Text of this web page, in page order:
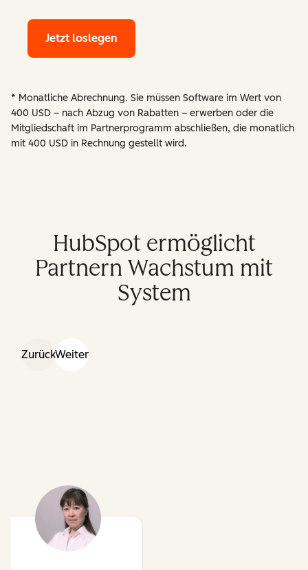
Jetzt loslegen
* Monatliche Abrechnung. Sie müssen Software im Wert von
400 USD – nach Abzug von Rabatten – erwerben oder die
Mitgliedschaft im Partnerprogramm abschließen, die monatlich
mit 400 USD in Rechnung gestellt wird.
HubSpot ermöglicht
Partnern Wachstum mit
System
ZurückWeiter